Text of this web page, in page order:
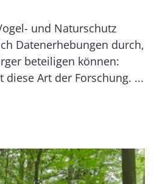
und Naturschutz
Datenerhebungen durch,
beteiligen können:
diese Art der Forschung. ...